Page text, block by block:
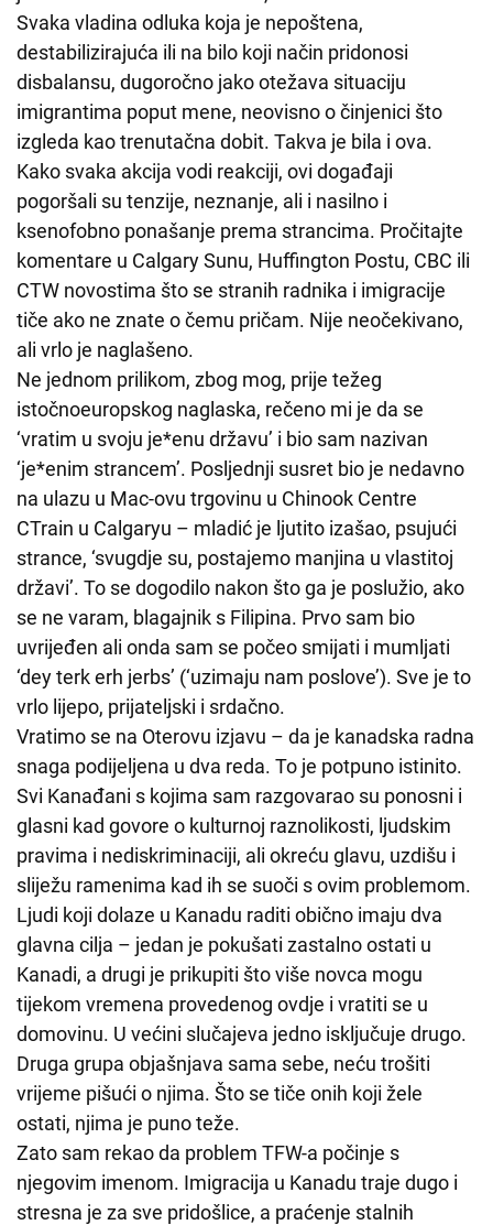
Svaka vladina odluka koja je nepoštena,
destabilizirajuća ili na bilo koji način pridonosi
disbalansu, dugoročno jako otežava situaciju
imigrantima poput mene, neovisno o činjenici što
izgleda kao trenutačna dobit. Takva je bila i ova.
Kako svaka akcija vodi reakciji, ovi događaji
pogoršali su tenzije, neznanje, ali i nasilno i
ksenofobno ponašanje prema strancima. Pročitajte
komentare u Calgary Sunu, Huffington Postu, CBC ili
CTW novostima što se stranih radnika i imigracije
tiče ako ne znate o čemu pričam. Nije neočekivano,
ali vrlo je naglašeno.
Ne jednom prilikom, zbog mog, prije težeg
istočnoeuropskog naglaska, rečeno mi je da se
‘vratim u svoju je*enu državu’ i bio sam nazivan
‘je*enim strancem’. Posljednji susret bio je nedavno
na ulazu u Mac-ovu trgovinu u Chinook Centre
CTrain u Calgaryu – mladić je ljutito izašao, psujući
strance, ‘svugdje su, postajemo manjina u vlastitoj
državi’. To se dogodilo nakon što ga je poslužio, ako
se ne varam, blagajnik s Filipina. Prvo sam bio
uvrijeđen ali onda sam se počeo smijati i mumljati
‘dey terk erh jerbs’ (‘uzimaju nam poslove’). Sve je to
vrlo lijepo, prijateljski i srdačno.
Vratimo se na Oterovu izjavu – da je kanadska radna
snaga podijeljena u dva reda. To je potpuno istinito.
Svi Kanađani s kojima sam razgovarao su ponosni i
glasni kad govore o kulturnoj raznolikosti, ljudskim
pravima i nediskriminaciji, ali okreću glavu, uzdišu i
sliježu ramenima kad ih se suoči s ovim problemom.
Ljudi koji dolaze u Kanadu raditi obično imaju dva
glavna cilja – jedan je pokušati zastalno ostati u
Kanadi, a drugi je prikupiti što više novca mogu
tijekom vremena provedenog ovdje i vratiti se u
domovinu. U većini slučajeva jedno isključuje drugo.
Druga grupa objašnjava sama sebe, neću trošiti
vrijeme pišući o njima. Što se tiče onih koji žele
ostati, njima je puno teže.
Zato sam rekao da problem TFW-a počinje s
njegovim imenom. Imigracija u Kanadu traje dugo i
stresna je za sve pridošlice, a praćenje stalnih